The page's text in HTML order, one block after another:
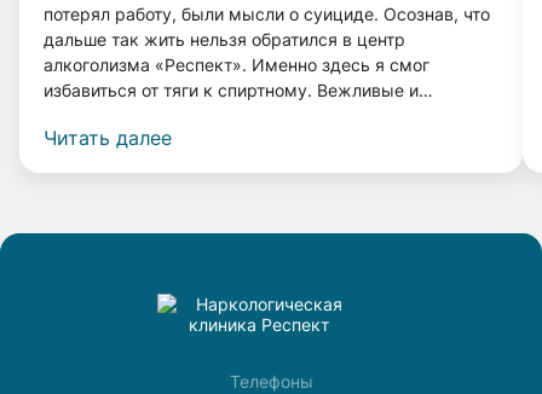
потерял работу, были мысли о суициде. Осознав, что
дальше так жить нельзя обратился в центр
алкоголизма «Респект». Именно здесь я смог
избавиться от тяги к спиртному. Вежливые и
мне вернуться к нормальной жизни. Прошло 4 года, и
Читать далее
Телефоны